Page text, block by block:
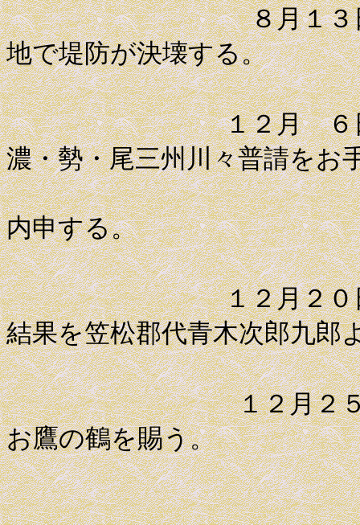
８月１３日 濃尾
地で堤防が決壊する。
１２月 ６日 勘
濃・勢・尾三州川々普請をお
老中堀田
内申する。
１２月２０日 ８
結果を笠松郡代青木次郎九郎
１２月２５日 将
お鷹の鶴を賜う。